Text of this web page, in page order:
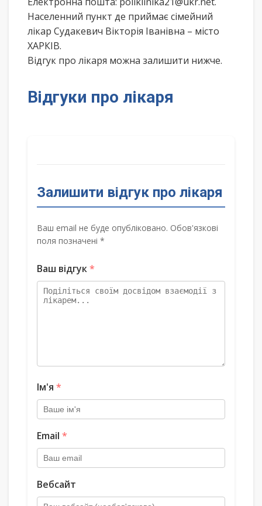
Населенний пункт де приймає сімейний
лікар Судакевич Вікторія Іванівна – місто
ХАРКІВ.
Відгук про лікаря можна залишити нижче.
Відгуки про лікаря
Залишити відгук про лікаря
Ваш email не буде опубліковано. Обов'язкові
поля позначені *
Ваш відгук*
Ім'я *
Email *
Вебсайт